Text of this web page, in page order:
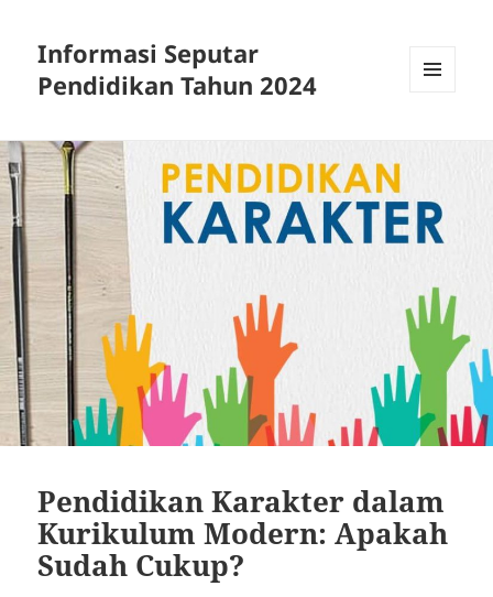
Informasi Seputar
Pendidikan Tahun 2024
Pendidikan Karakter dalam
Kurikulum Modern: Apakah
Sudah Cukup?